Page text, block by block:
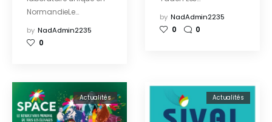
NormandieLe…
by NadAdmin2235
0
by NadAdmin2235
0
0
Actualités Actualités